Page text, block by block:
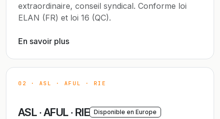
extraordinaire, conseil syndical. Conforme loi
ELAN (FR) et loi 16 (QC).
En savoir plus
02 · ASL · AFUL · RIE
ASL · AFUL · RIE Disponible en Europe